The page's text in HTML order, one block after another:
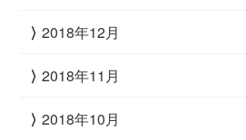
2018年12月
2018年11月
2018年10月